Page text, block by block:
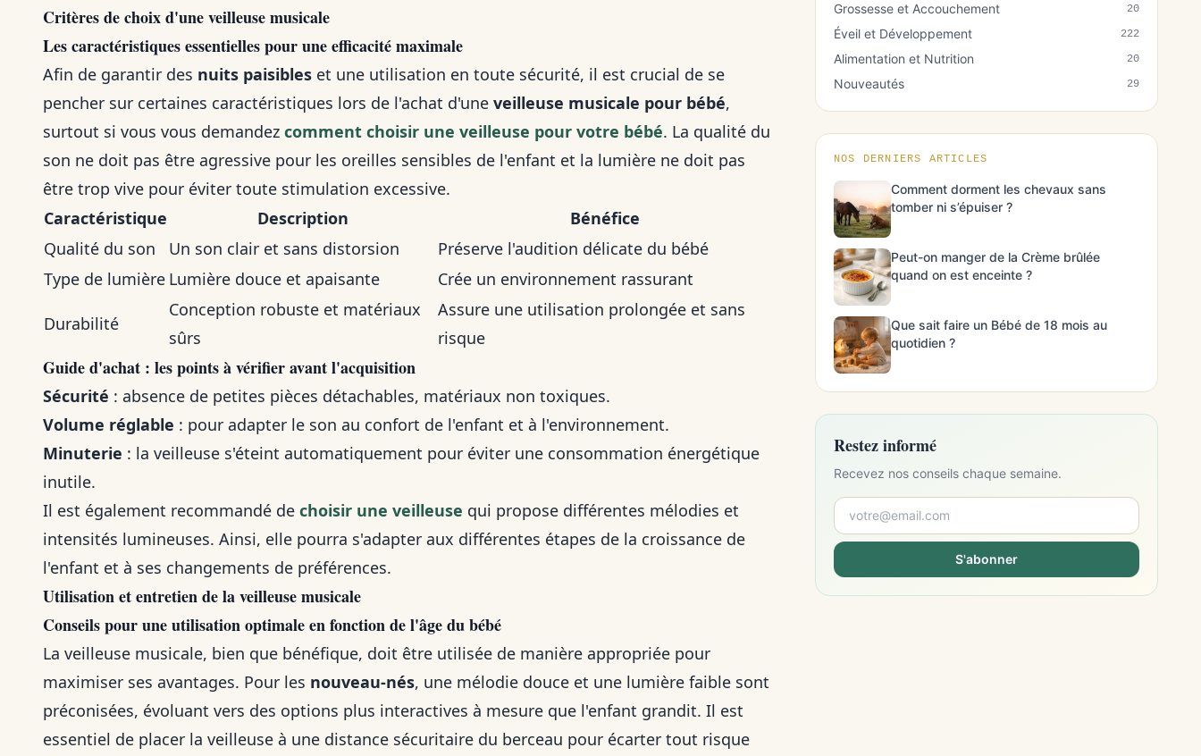
Critères de choix d'une veilleuse musicale
Les caractéristiques essentielles pour une efficacité maximale
Afin de garantir des nuits paisibles et une utilisation en toute sécurité, il est crucial de se
pencher sur certaines caractéristiques lors de l'achat d'une veilleuse musicale pour bébé,
surtout si vous vous demandez comment choisir une veilleuse pour votre bébé. La qualité du
son ne doit pas être agressive pour les oreilles sensibles de l'enfant et la lumière ne doit pas
être trop vive pour éviter toute stimulation excessive.
Caractéristique
Description
Bénéfice
Qualité du son
Un son clair et sans distorsion
Préserve l'audition délicate du bébé
Type de lumière Lumière douce et apaisante Crée un environnement rassurant
Durabilité
Conception robuste et matériaux
sûrs
Assure une utilisation prolongée et sans
risque
Guide d'achat : les points à vérifier avant l'acquisition
Sécurité : absence de petites pièces détachables, matériaux non toxiques.
Volume réglable : pour adapter le son au confort de l'enfant et à l'environnement.
Minuterie : la veilleuse s'éteint automatiquement pour éviter une consommation énergétique
inutile.
Il est également recommandé de choisir une veilleuse qui propose différentes mélodies et
intensités lumineuses. Ainsi, elle pourra s'adapter aux différentes étapes de la croissance de
l'enfant et à ses changements de préférences.
Utilisation et entretien de la veilleuse musicale
Conseils pour une utilisation optimale en fonction de l'âge du bébé
La veilleuse musicale, bien que bénéfique, doit être utilisée de manière appropriée pour
maximiser ses avantages. Pour les nouveau-nés, une mélodie douce et une lumière faible sont
préconisées, évoluant vers des options plus interactives à mesure que l'enfant grandit. Il est
essentiel de placer la veilleuse à une distance sécuritaire du berceau pour écarter tout risque
Grossesse et Accouchement 20
Éveil et Développement 222
Alimentation et Nutrition 20
Nouveautés 29
NOS DERNIERS ARTICLES
Comment dorment les chevaux sans
tomber ni s’épuiser ?
Peut-on manger de la Crème brûlée
quand on est enceinte ?
Que sait faire un Bébé de 18 mois au
quotidien ?
Restez informé
Recevez nos conseils chaque semaine.
S'abonner